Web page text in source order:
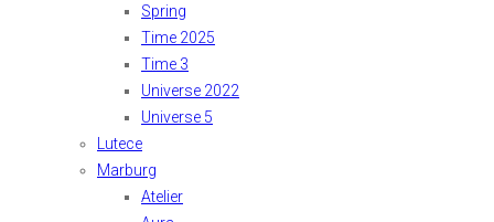
Spring
Time 2025
Time 3
Universe 2022
Universe 5
Lutece
Marburg
Atelier